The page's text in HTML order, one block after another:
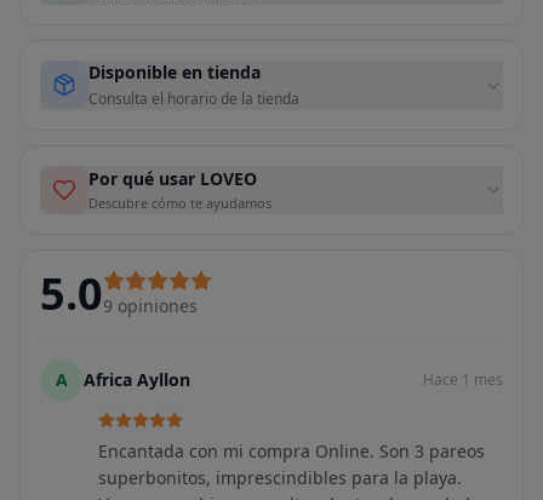
Disponible en tienda
Consulta el horario de la tienda
Por qué usar LOVEO
Descubre cómo te ayudamos
5.09 opiniones
A Africa Ayllon Hace 1 mes
Encantada con mi compra Online. Son 3 pareos
superbonitos, imprescindibles para la playa.